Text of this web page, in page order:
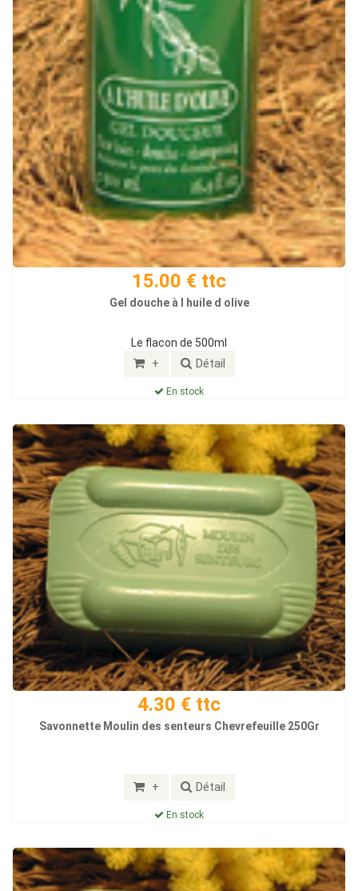
15.00 € ttc
Gel douche à l huile d olive
Le flacon de 500ml
+ Détail
En stock
4.30 € ttc
Savonnette Moulin des senteurs Chevrefeuille 250Gr
+ Détail
En stock